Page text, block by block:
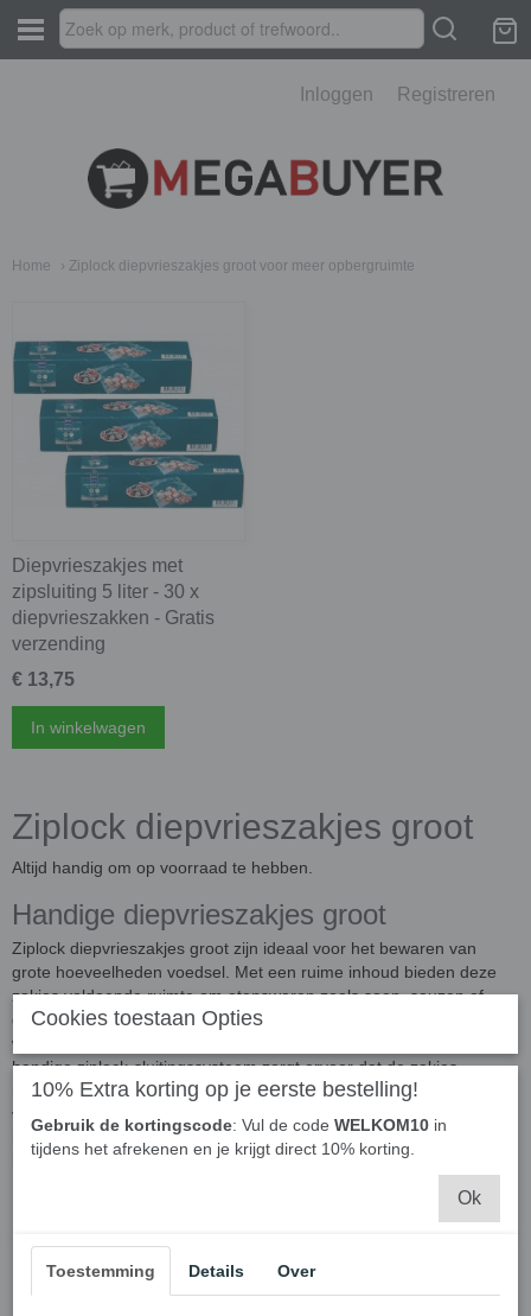
Inloggen Registreren
Home › Ziplock diepvrieszakjes groot voor meer opbergruimte
Diepvrieszakjes met
zipsluiting 5 liter - 30 x
diepvrieszakken - Gratis
verzending
€ 13,75
In winkelwagen
Ziplock diepvrieszakjes groot
Altijd handig om op voorraad te hebben.
Handige diepvrieszakjes groot
Ziplock diepvrieszakjes groot zijn ideaal voor het bewaren van
grote hoeveelheden voedsel. Met een ruime inhoud bieden deze
zakjes voldoende ruimte om etenswaren zoals soep, sauzen of
groenten in te bewaren. Daarnaast zijn deze diepvrieszakjes lekvrij,
waardoor je niet bang hoeft te zijn voor morsen in je vriezer. Het
handige ziplock-sluitingssysteem zorgt ervoor dat de zakjes
makkelijk en luchtdicht afgesloten kunnen worden, waardoor je
voedsel langer vers blijft. Met deze handige diepvrieszakjes groot
hoef je je geen zorgen te maken over het bewaren van voedsel en
houd je je vriezer georganiseerd en overzichtelijk.
Cookies toestaan Opties
10% Extra korting op je eerste bestelling!
Gebruik de kortingscode: Vul de code WELKOM10 in
tijdens het afrekenen en je krijgt direct 10% korting.
Ok
Toestemming Details Over